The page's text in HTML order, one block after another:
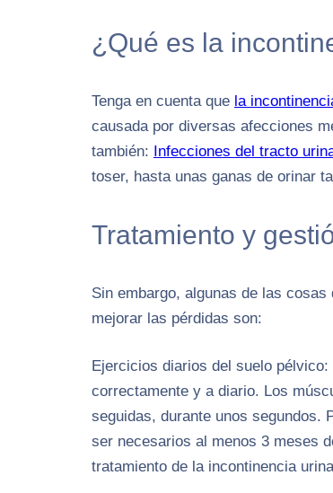
¿Qué es la
Tenga en cuenta que la
causada por diversas afecciones
también: Infecciones del tracto
toser, hasta unas ganas de orinar
Tratamiento y
Sin embargo, algunas de las
mejorar las pérdidas son:
Ejercicios diarios del suelo
correctamente y a diario. Los
seguidas, durante unos segundos.
ser necesarios al menos 3 meses
tratamiento de la incontinencia